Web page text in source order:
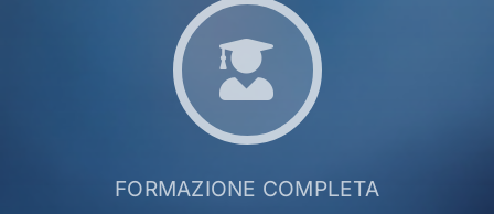
FORMAZIONE COMPLETA